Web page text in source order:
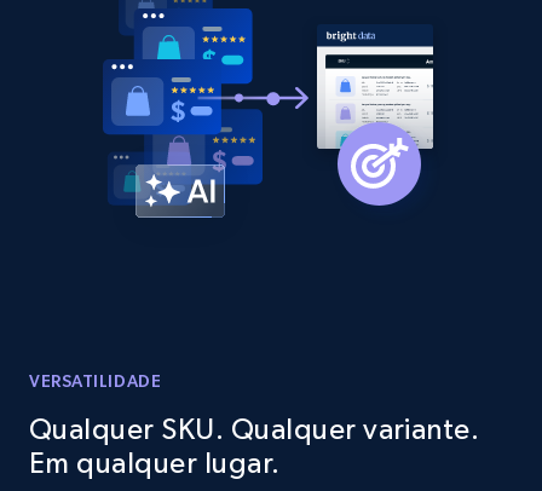
Amazon products global dataset - Collect
products from Brands URLs
Title, Seller name, Brand, Description, Initial
price, Currency, Availability, Reviews count, and
URL, Product id, Listing inventory id, Title, Rating,
Reviews count shop, Reviews count item, Initial
VERSATILIDADE
Qualquer SKU. Qualquer variante.
Em qualquer lugar.